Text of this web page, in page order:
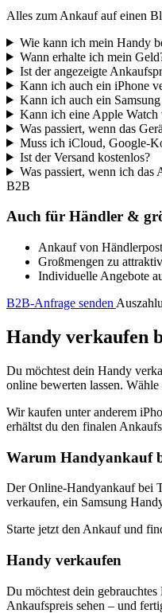
Alles zum Ankauf auf einen
Wie kann ich mein Handy
Wann erhalte ich mein
Ist der angezeigte
Kann ich auch ein iPhone
Kann ich auch ein
Kann ich eine Apple Watch
Was passiert, wenn das
Muss ich iCloud, Google-
Ist der Versand kostenlos?
Was passiert, wenn ich das
B2B
Auch für Händler &
Ankauf von
Großmengen zu
Individuelle Angebote
B2B-Anfrage senden
Handy verkaufen
Du möchtest dein Handy
online bewerten lassen.
Wir kaufen unter anderem
erhältst du den finalen
Warum Handyankauf
Der Online-Handyankauf bei
verkaufen, ein Samsung
Starte jetzt den Ankauf und
Handy verkaufen
Du möchtest dein
Ankaufspreis sehen – und